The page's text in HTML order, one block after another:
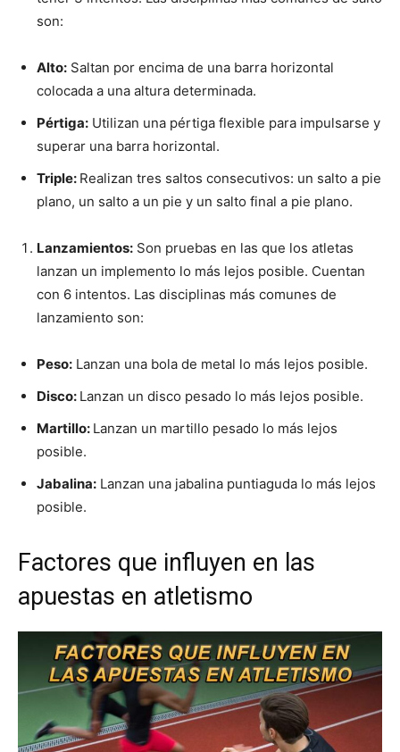
son:
Alto: Saltan por encima de una barra horizontal
colocada a una altura determinada.
Pértiga: Utilizan una pértiga flexible para impulsarse y
superar una barra horizontal.
Triple: Realizan tres saltos consecutivos: un salto a pie
plano, un salto a un pie y un salto final a pie plano.
Lanzamientos: Son pruebas en las que los atletas
lanzan un implemento lo más lejos posible. Cuentan
con 6 intentos. Las disciplinas más comunes de
lanzamiento son:
Peso: Lanzan una bola de metal lo más lejos posible.
Disco: Lanzan un disco pesado lo más lejos posible.
Martillo: Lanzan un martillo pesado lo más lejos
posible.
Jabalina: Lanzan una jabalina puntiaguda lo más lejos
posible.
Factores que influyen en las
apuestas en atletismo